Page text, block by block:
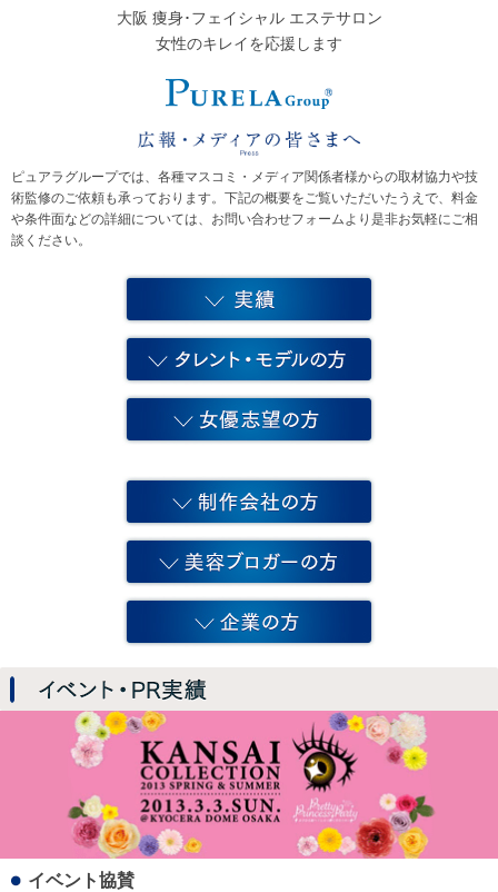
大阪 痩身･フェイシャル エステサロン
女性のキレイを応援します
ピュアラグループでは、各種マスコミ・メディア関係者様からの取材協力や技
術監修のご依頼も承っております。 下記の概要をご覧いただいたうえで、料金
や条件面などの詳細については、お問い合わせフォームより是非お気軽にご相
談ください。
イベント協賛